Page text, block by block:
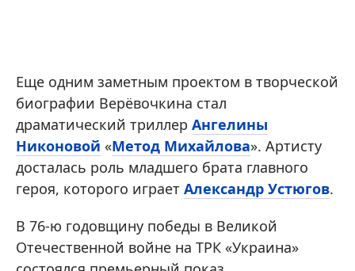
Еще одним заметным проектом в творческой
биографии Верёвочкина стал
драматический триллер Ангелины
Никоновой «Метод Михайлова». Артисту
досталась роль младшего брата главного
героя, которого играет Александр Устюгов.
В 76-ю годовщину победы в Великой
Отечественной войне на ТРК «Украина»